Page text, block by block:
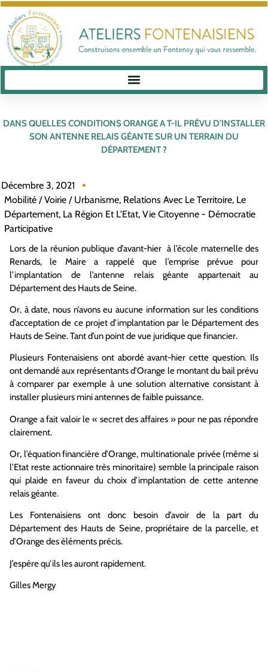
DANS QUELLES CONDITIONS ORANGE A T-IL PRÉVU D’INSTALLER
SON ANTENNE RELAIS GÉANTE SUR UN TERRAIN DU
DÉPARTEMENT ?
Décembre 3, 2021
Mobilité / Voirie / Urbanisme, Relations Avec Le Territoire, Le
Département, La Région Et L'Etat, Vie Citoyenne - Démocratie
Participative
Lors de la réunion publique d’avant-hier à l’école maternelle des
Renards, le Maire a rappelé que l’emprise prévue pour
l’implantation de l’antenne relais géante appartenait au
Département des Hauts de Seine.
Or, à date, nous n’avons eu aucune information sur les conditions
d’acceptation de ce projet d’implantation par le Département des
Hauts de Seine. Tant d’un point de vue juridique que financier.
Plusieurs Fontenaisiens ont abordé avant-hier cette question. Ils
ont demandé aux représentants d’Orange le montant du bail prévu
à comparer par exemple à une solution alternative consistant à
installer plusieurs mini antennes de faible puissance.
Orange a fait valoir le « secret des affaires » pour ne pas répondre
clairement.
Or, l’équation financière d’Orange, multinationale privée (même si
l’Etat reste actionnaire très minoritaire) semble la principale raison
qui plaide en faveur du choix d’implantation de cette antenne
relais géante.
Les Fontenaisiens ont donc besoin d’avoir de la part du
Département des Hauts de Seine, propriétaire de la parcelle, et
d’Orange des éléments précis.
J’espère qu’ils les auront rapidement.
Gilles Mergy